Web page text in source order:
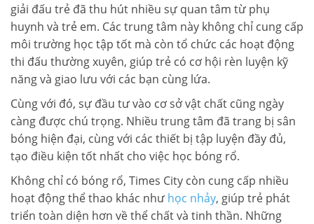
giải đấu trẻ đã thu hút nhiều sự quan tâm từ phụ
huynh và trẻ em. Các trung tâm này không chỉ cung cấp
môi trường học tập tốt mà còn tổ chức các hoạt động
thi đấu thường xuyên, giúp trẻ có cơ hội rèn luyện kỹ
năng và giao lưu với các bạn cùng lứa.
Cùng với đó, sự đầu tư vào cơ sở vật chất cũng ngày
càng được chú trọng. Nhiều trung tâm đã trang bị sân
bóng hiện đại, cùng với các thiết bị tập luyện đầy đủ,
tạo điều kiện tốt nhất cho việc học bóng rổ.
Không chỉ có bóng rổ, Times City còn cung cấp nhiều
hoạt động thể thao khác như học nhảy, giúp trẻ phát
triển toàn diện hơn về thể chất và tinh thần. Những